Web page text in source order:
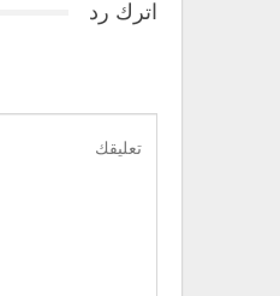
اترك رد